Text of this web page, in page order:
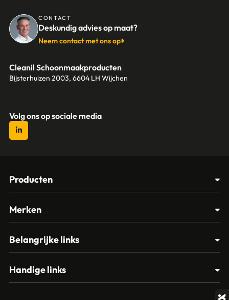
CONTACT
Deskundig advies op maat?
Neem contact met ons op
Cleanil Schoonmaakproducten
Bijsterhuizen 2003, 6604 LH Wijchen
Volg ons op sociale media
Producten
Glasbewassing
Materialen
Papier – Dispensers - Toiletinrichting
Merken
Spectro
Vikan
Belangrijke links
Contact
Handige links